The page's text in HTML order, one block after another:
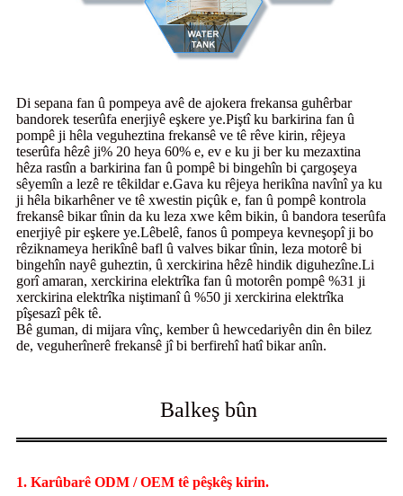
Di sepana fan û pompeya avê de ajokera frekansa guhêrbar
bandorek teserûfa enerjiyê eşkere ye.Piştî ku barkirina fan û
pompê ji hêla veguheztina frekansê ve tê rêve kirin, rêjeya
teserûfa hêzê ji% 20 heya 60% e, ev e ku ji ber ku mezaxtina
hêza rastîn a barkirina fan û pompê bi bingehîn bi çargoşeya
sêyemîn a lezê re têkildar e.Gava ku rêjeya herikîna navînî ya ku
ji hêla bikarhêner ve tê xwestin piçûk e, fan û pompê kontrola
frekansê bikar tînin da ku leza xwe kêm bikin, û bandora teserûfa
enerjiyê pir eşkere ye.Lêbelê, fanos û pompeya kevneşopî ji bo
rêziknameya herikînê bafl û valves bikar tînin, leza motorê bi
bingehîn nayê guheztin, û xerckirina hêzê hindik diguhezîne.Li
gorî amaran, xerckirina elektrîka fan û motorên pompê %31 ji
xerckirina elektrîka niştimanî û %50 ji xerckirina elektrîka
pîşesazî pêk tê.
Bê guman, di mijara vînç, kember û hewcedariyên din ên bilez
de, veguherînerê frekansê jî bi berfirehî hatî bikar anîn.
Balkeş bûn
1. Karûbarê ODM / OEM tê pêşkêş kirin.